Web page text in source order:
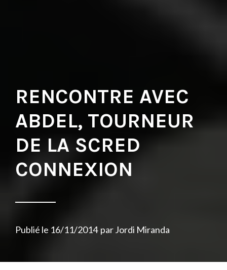
RENCONTRE AVEC
ABDEL, TOURNEUR
DE LA SCRED
CONNEXION
Publié le 16/11/2014 parJordi Miranda